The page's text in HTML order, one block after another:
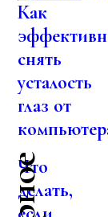
Как
снять
усталость
глаз от
Что
делать,